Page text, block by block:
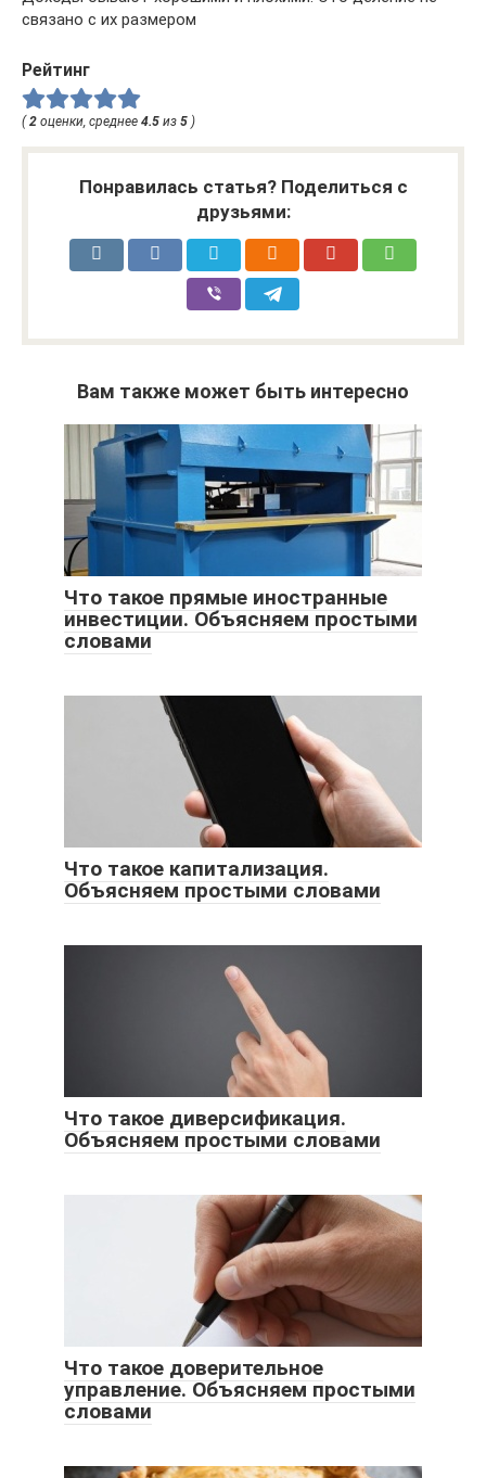
связано с их размером
Рейтинг
(2 оценки, среднее 4.5 из 5 )
Понравилась статья? Поделиться с
друзьями:
Вам также может быть интересно
Что такое прямые иностранные
инвестиции. Объясняем простыми
словами
Что такое капитализация.
Объясняем простыми словами
Что такое диверсификация.
Объясняем простыми словами
Что такое доверительное
управление. Объясняем простыми
словами